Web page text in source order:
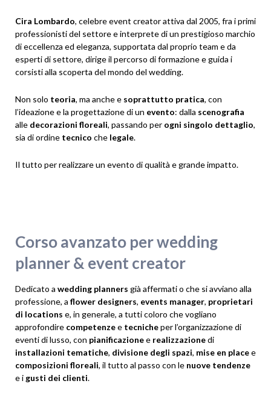
Cira Lombardo, celebre event creator attiva dal 2005, fra i primi
professionisti del settore e interprete di un prestigioso marchio
di eccellenza ed eleganza, supportata dal proprio team e da
esperti di settore, dirige il percorso di formazione e guida i
corsisti alla scoperta del mondo del wedding.
Non solo teoria, ma anche e soprattutto pratica, con
l’ideazione e la progettazione di un evento: dalla scenografia
alle decorazioni floreali, passando per ogni singolo dettaglio,
sia di ordine tecnico che legale.
Il tutto per realizzare un evento di qualità e grande impatto.
Corso avanzato per wedding
planner & event creator
Dedicato a wedding planners già affermati o che si avviano alla
professione, a flower designers, events manager, proprietari
di locations e, in generale, a tutti coloro che vogliano
approfondire competenzee tecnicheper l’organizzazione di
eventi di lusso, con pianificazionee realizzazionedi
installazioni tematiche, divisione degli spazi, mise en placee
composizioni floreali, il tutto al passo con le nuove tendenze
e i gusti dei clienti.